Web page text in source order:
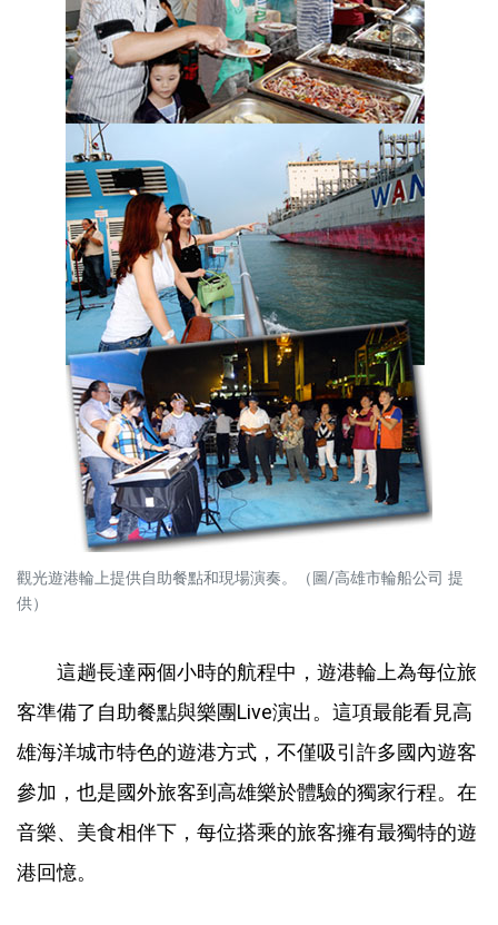
觀光遊港輪上提供自助餐點和現場演奏。（圖/高雄市輪船公司 提
供）
這趟長達兩個小時的航程中，遊港輪上為每位旅
客準備了自助餐點與樂團Live演出。這項最能看見高
雄海洋城市特色的遊港方式，不僅吸引許多國內遊客
參加，也是國外旅客到高雄樂於體驗的獨家行程。在
音樂、美食相伴下，每位搭乘的旅客擁有最獨特的遊
港回憶。